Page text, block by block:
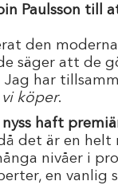
Paulsson till
den
säger att de
har
vi köper.
haft
det är en
nivåer i
en vanlig